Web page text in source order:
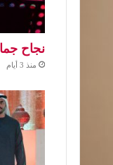
نجاح
منذ 3 أيام